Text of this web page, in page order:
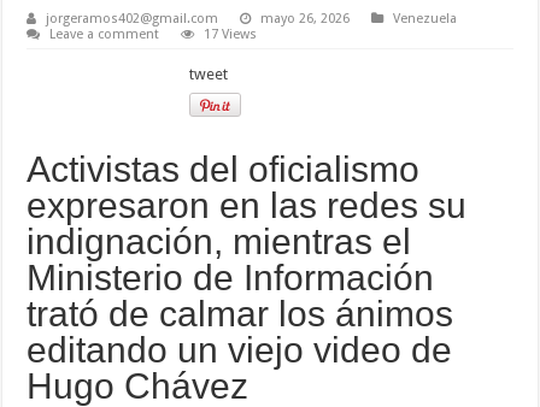
jorgeramos402@gmail.com mayo 26, 2026
Venezuela
Leave a comment
17 Views
tweet
Activistas del oficialismo
expresaron en las redes su
indignación, mientras el
Ministerio de Información
trató de calmar los ánimos
editando un viejo video de
Hugo Chávez